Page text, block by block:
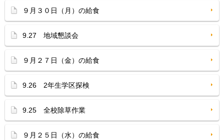
９月３０日（月）の給食
9.27 地域懇談会
９月２７日（金）の給食
9.26 2年生学区探検
9.25 全校除草作業
９月２５日（水）の給食